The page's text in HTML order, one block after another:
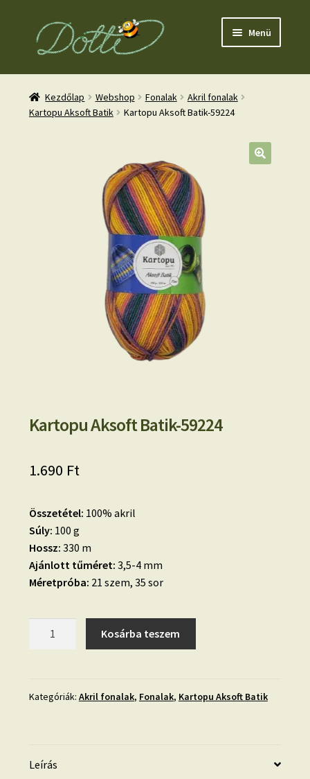
Ugrás
Kilépés
Menü
Kezdőlap Webshop Fonalak
Akril fonalak
Kartopu Aksoft Batik
Kartopu Aksoft Batik-59224
Kartopu Aksoft Batik-59224
1.690 Ft
Összetétel: 100% akril
Súly: 100 g
Hossz: 330 m
Ajánlott tűméret: 3,5-4 mm
Méretpróba: 21 szem, 35 sor
mennyiség
Kosárba teszem
Kategóriák: Akril fonalak, Fonalak, Kartopu Aksoft Batik
Leírás